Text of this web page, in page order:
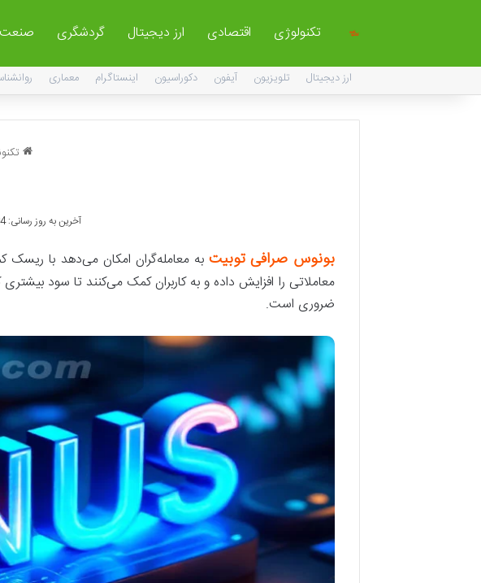
تکنولوژی اقتصادی ارز دیجیتال گردشگری صنعت
ارز دیجیتال تلویزیون آیفون دکوراسیون اینستاگرام معماری
آخرین به روز رسانی: 20/05/1404
بونوس صرافی توبیتبه معامله‌گران امکان می‌دهد با ریسک
معاملاتی را افزایش داده و به کاربران کمک می‌کنند تا سود
ضروری است.